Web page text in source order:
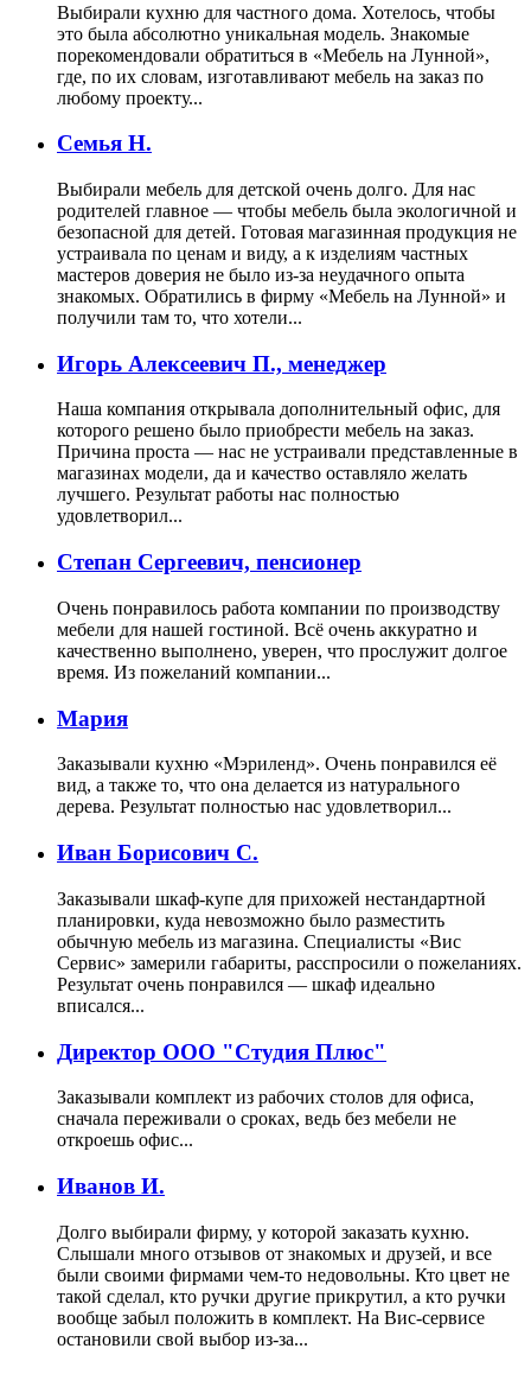
Выбирали кухню для частного дома. Хотелось, чтобы
это была абсолютно уникальная модель. Знакомые
порекомендовали обратиться в «Мебель на Лунной»,
где, по их словам, изготавливают мебель на заказ по
любому проекту...
Семья Н.
Выбирали мебель для детской очень долго. Для нас
родителей главное — чтобы мебель была экологичной и
безопасной для детей. Готовая магазинная продукция не
устраивала по ценам и виду, а к изделиям частных
мастеров доверия не было из-за неудачного опыта
знакомых. Обратились в фирму «Мебель на Лунной» и
получили там то, что хотели...
Игорь Алексеевич П., менеджер
Наша компания открывала дополнительный офис, для
которого решено было приобрести мебель на заказ.
Причина проста — нас не устраивали представленные в
магазинах модели, да и качество оставляло желать
лучшего. Результат работы нас полностью
удовлетворил...
Степан Сергеевич, пенсионер
Очень понравилось работа компании по производству
мебели для нашей гостиной. Всё очень аккуратно и
качественно выполнено, уверен, что прослужит долгое
время. Из пожеланий компании...
Мария
Заказывали кухню «Мэриленд». Очень понравился её
вид, а также то, что она делается из натурального
дерева. Результат полностью нас удовлетворил...
Иван Борисович С.
Заказывали шкаф-купе для прихожей нестандартной
планировки, куда невозможно было разместить
обычную мебель из магазина. Специалисты «Вис
Сервис» замерили габариты, расспросили о пожеланиях.
Результат очень понравился — шкаф идеально
вписался...
Директор ООО "Студия Плюс"
Заказывали комплект из рабочих столов для офиса,
сначала переживали о сроках, ведь без мебели не
откроешь офис...
Иванов И.
Долго выбирали фирму, у которой заказать кухню.
Слышали много отзывов от знакомых и друзей, и все
были своими фирмами чем-то недовольны. Кто цвет не
такой сделал, кто ручки другие прикрутил, а кто ручки
вообще забыл положить в комплект. На Вис-сервисе
остановили свой выбор из-за...